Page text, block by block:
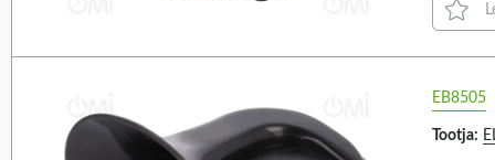
AE40M (2)
VALIGE KÕIK
SCREW TERMINALS (24)
Current
VALIGE KÕIK
EB8505
Tootja: